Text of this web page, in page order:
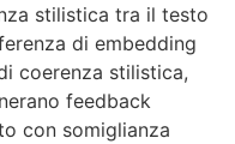
stilistica tra il testo
di embedding
coerenza stilistica,
feedback
con somiglianza